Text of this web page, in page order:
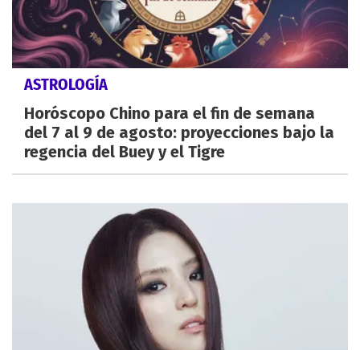
ASTROLOGÍA
Horóscopo Chino para el fin de semana
del 7 al 9 de agosto: proyecciones bajo la
regencia del Buey y el Tigre